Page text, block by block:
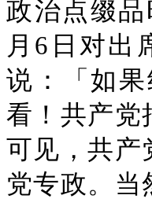
政治点缀
月6日对出
说：「如
看！共产党
可见，共产
党专政。当